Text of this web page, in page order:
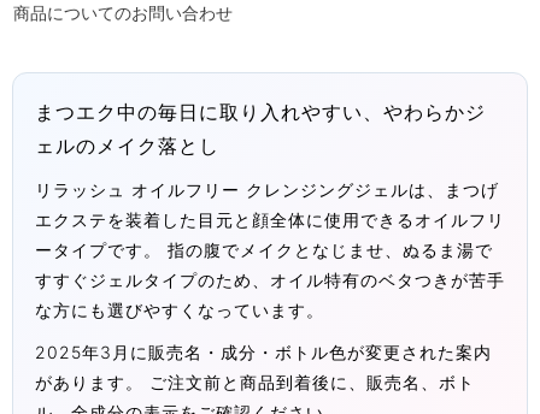
商品についてのお問い合わせ
まつエク中の毎日に取り入れやすい、やわらかジ
ェルのメイク落とし
リラッシュ オイルフリー クレンジングジェルは、まつげ
エクステを装着した目元と顔全体に使用できるオイルフリ
ータイプです。 指の腹でメイクとなじませ、ぬるま湯で
すすぐジェルタイプのため、オイル特有のベタつきが苦手
な方にも選びやすくなっています。
2025年3月に販売名・成分・ボトル色が変更された案内
があります。 ご注文前と商品到着後に、販売名、ボト